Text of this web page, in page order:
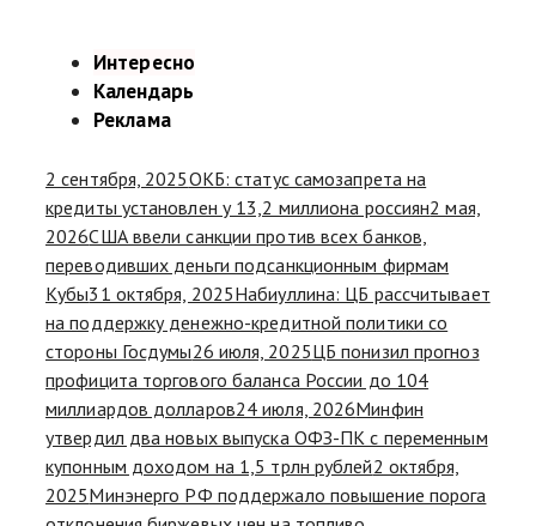
Интересно
Календарь
Реклама
2 сентября, 2025ОКБ: статус самозапрета на
кредиты установлен у 13,2 миллиона россиян2 мая,
2026США ввели санкции против всех банков,
переводивших деньги подсанкционным фирмам
Кубы31 октября, 2025Набиуллина: ЦБ рассчитывает
на поддержку денежно-кредитной политики со
стороны Госдумы26 июля, 2025ЦБ понизил прогноз
профицита торгового баланса России до 104
миллиардов долларов24 июля, 2026Минфин
утвердил два новых выпуска ОФЗ-ПК с переменным
купонным доходом на 1,5 трлн рублей2 октября,
2025Минэнерго РФ поддержало повышение порога